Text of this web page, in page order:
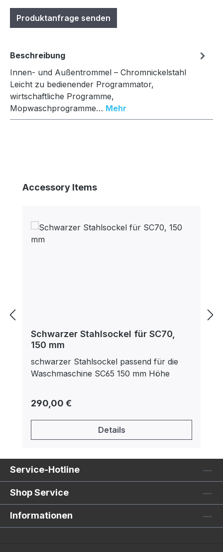
Produktanfrage senden
Beschreibung
Innen- und Außentrommel – Chromnickelstahl
Leicht zu bedienender Programmator,
wirtschaftliche Programme,
Mopwaschprogramme… Mehr
Produktgalerie überspringen
Accessory Items
Schwarzer Stahlsockel für SC70,
150 mm
schwarzer Stahlsockel passend für die
Waschmaschine SC65 150 mm Höhe
Regulärer Preis:
290,00 €
Details
Service-Hotline
Shop Service
Informationen